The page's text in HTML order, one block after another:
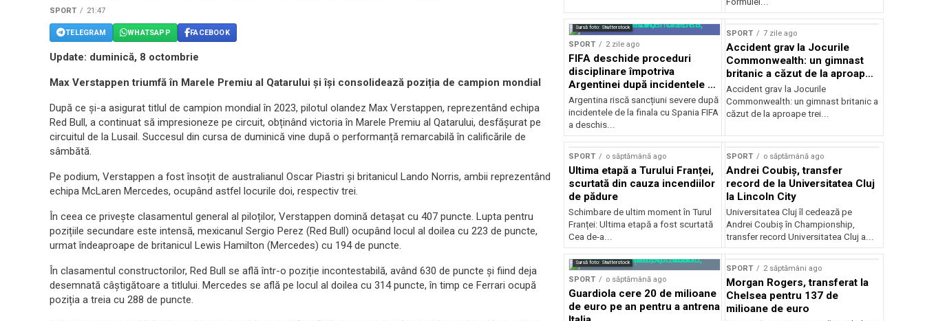
SPORT 21:47
TELEGRAM WHATSAPP FACEBOOK
Update: duminică, 8 octombrie
Max Verstappen triumfă în Marele Premiu al Qatarului și își consolidează poziția de campion mondial
După ce și-a asigurat titlul de campion mondial în 2023, pilotul olandez Max Verstappen, reprezentând echipa
Red Bull, a continuat să impresioneze pe circuit, obținând victoria în Marele Premiu al Qatarului, desfășurat pe
circuitul de la Lusail. Succesul din cursa de duminică vine după o performanță remarcabilă în calificările de
sâmbătă.
Pe podium, Verstappen a fost însoțit de australianul Oscar Piastri și britanicul Lando Norris, ambii reprezentând
echipa McLaren Mercedes, ocupând astfel locurile doi, respectiv trei.
În ceea ce privește clasamentul general al piloților, Verstappen domină detașat cu 407 puncte. Lupta pentru
pozițiile secundare este intensă, mexicanul Sergio Perez (Red Bull) ocupând locul al doilea cu 223 de puncte,
urmat îndeaproape de britanicul Lewis Hamilton (Mercedes) cu 194 de puncte.
În clasamentul constructorilor, Red Bull se află într-o poziție incontestabilă, având 630 de puncte și fiind deja
desemnată câștigătoare a titlului. Mercedes se află pe locul al doilea cu 314 puncte, în timp ce Ferrari ocupă
poziția a treia cu 288 de puncte.
Sursă foto: Shutterstock
SPORT 2 zile ago
FIFA deschide proceduri
disciplinare împotriva
Argentinei după incidentele de
la finala cu Spania
Argentina riscă sancțiuni severe după
incidentele de la finala cu Spania FIFA
a deschis...
SPORT 7 zile ago
Accident grav la Jocurile
Commonwealth: un gimnast
britanic a căzut de la aproape
trei metri
Accident grav la Jocurile
Commonwealth: un gimnast britanic a
căzut de la aproape trei...
SPORT o săptămână ago
Ultima etapă a Turului Franței,
scurtată din cauza incendiilor
de pădure
Schimbare de ultim moment în Turul
Franței: Ultima etapă a fost scurtată
Cea de-a...
SPORT o săptămână ago
Andrei Coubiș, transfer
record de la Universitatea Cluj
la Lincoln City
Universitatea Cluj îl cedează pe
Andrei Coubiș în Championship,
transfer record Universitatea Cluj a...
Sursă foto: Shutterstock
SPORT o săptămână ago
Guardiola cere 20 de milioane
de euro pe an pentru a antrena
SPORT 2 săptămâni ago
Morgan Rogers, transferat la
Chelsea pentru 137 de
milioane de euro